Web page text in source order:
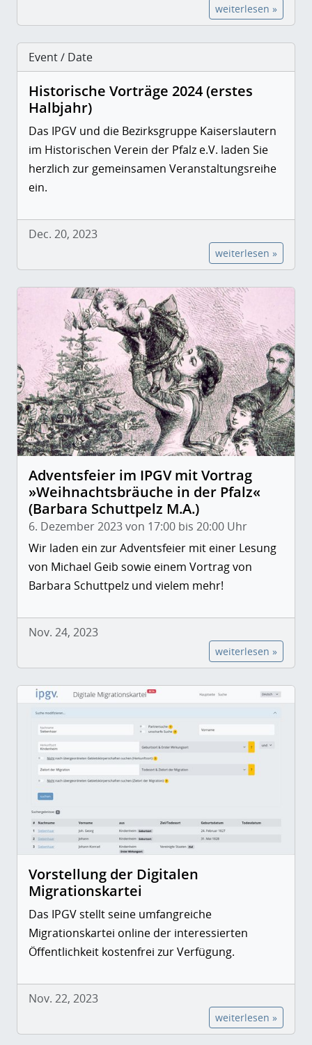
weiterlesen »
Event / Date
Historische Vorträge 2024 (erstes
Halbjahr)
Das IPGV und die Bezirksgruppe Kaiserslautern
im Historischen Verein der Pfalz e.V. laden Sie
herzlich zur gemeinsamen Veranstaltungsreihe
ein.
Dec. 20, 2023
weiterlesen »
Adventsfeier im IPGV mit Vortrag
»Weihnachtsbräuche in der Pfalz«
(Barbara Schuttpelz M.A.)
6. Dezember 2023 von 17:00 bis 20:00 Uhr
Wir laden ein zur Adventsfeier mit einer Lesung
von Michael Geib sowie einem Vortrag von
Barbara Schuttpelz und vielem mehr!
Nov. 24, 2023
weiterlesen »
Vorstellung der Digitalen
Migrationskartei
Das IPGV stellt seine umfangreiche
Migrationskartei online der interessierten
Öffentlichkeit kostenfrei zur Verfügung.
Nov. 22, 2023
weiterlesen »